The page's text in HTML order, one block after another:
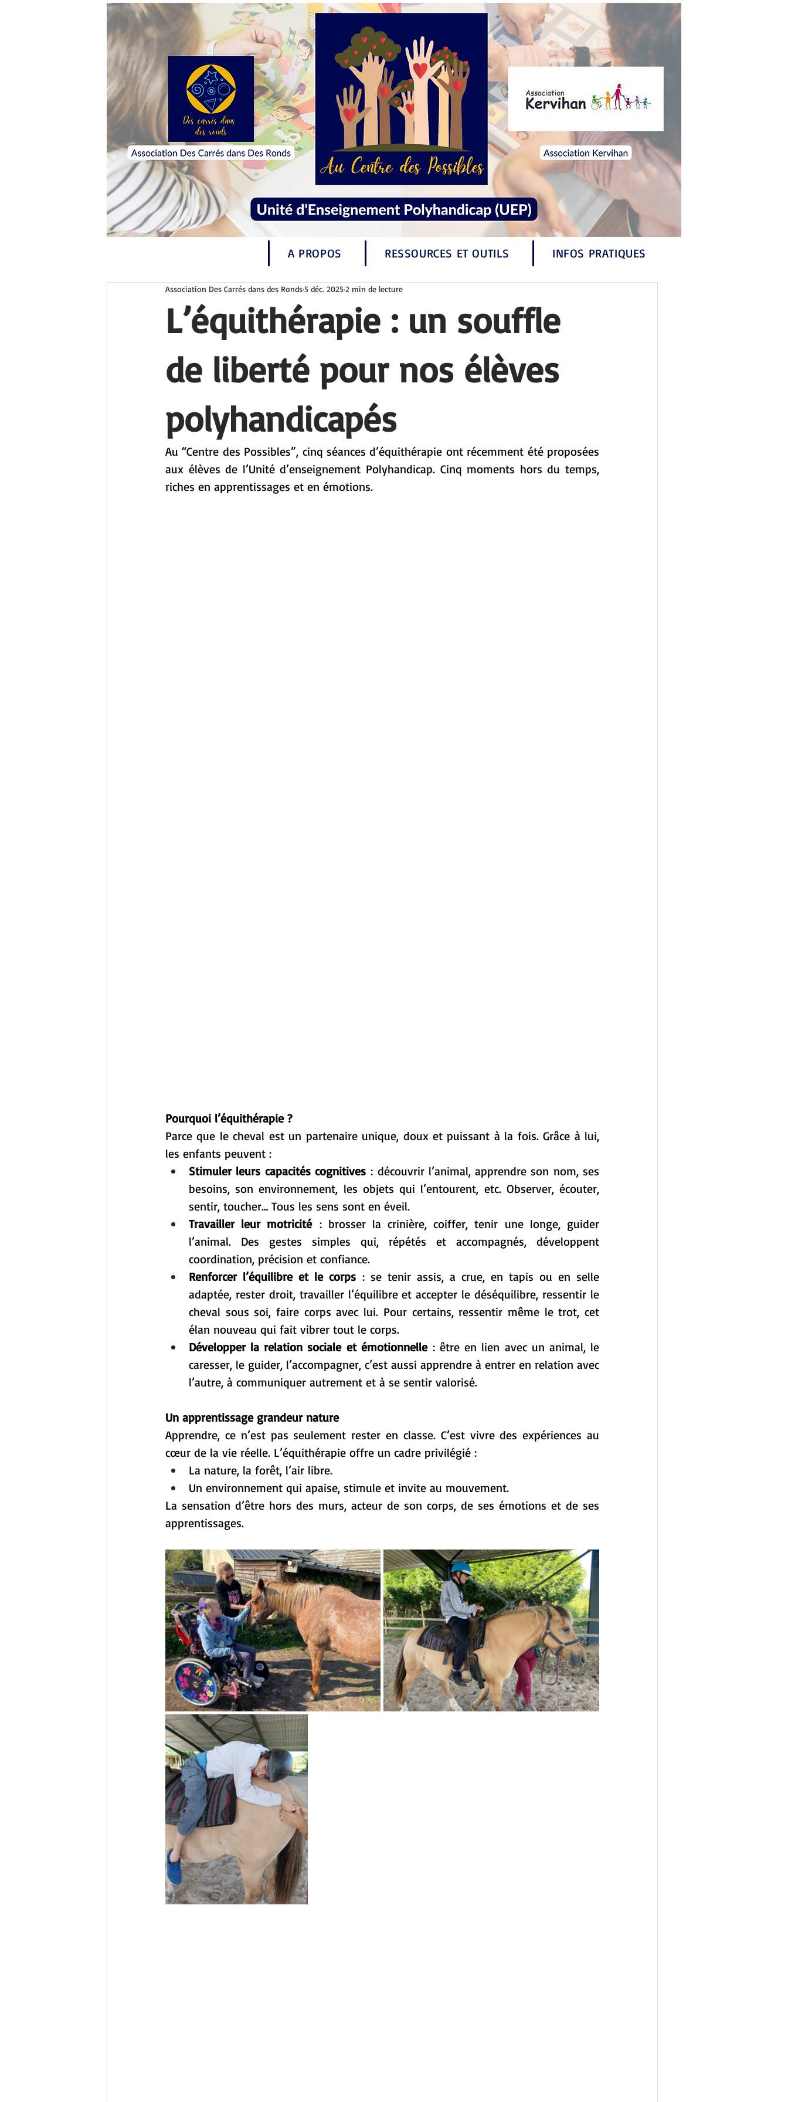
A PROPOS RESSOURCES ET OUTILS INFOS PRATIQUES
L’équithérapie : un souffle
de liberté pour nos élèves
polyhandicapés
Association Des Carrés dans des Ronds5 déc. 20252 min de lecture
Au “Centre des Possibles”, cinq séances d’équithérapie ont récemment été proposées
aux élèves de l’Unité d’enseignement Polyhandicap. Cinq moments hors du temps,
riches en apprentissages et en émotions.
Pourquoi l’équithérapie ?
Parce que le cheval est un partenaire unique, doux et puissant à la fois. Grâce à lui,
les enfants peuvent :
Stimuler leurs capacités cognitives : découvrir l’animal, apprendre son nom, ses
besoins, son environnement, les objets qui l’entourent, etc. Observer, écouter,
sentir, toucher… Tous les sens sont en éveil.
Travailler leur motricité : brosser la crinière, coiffer, tenir une longe, guider
l’animal. Des gestes simples qui, répétés et accompagnés, développent
coordination, précision et confiance.
Renforcer l’équilibre et le corps : se tenir assis, a crue, en tapis ou en selle
adaptée, rester droit, travailler l’équilibre et accepter le déséquilibre, ressentir le
cheval sous soi, faire corps avec lui. Pour certains, ressentir même le trot, cet
élan nouveau qui fait vibrer tout le corps.
Développer la relation sociale et émotionnelle : être en lien avec un animal, le
caresser, le guider, l’accompagner, c’est aussi apprendre à entrer en relation avec
l’autre, à communiquer autrement et à se sentir valorisé.
Un apprentissage grandeur nature
Apprendre, ce n’est pas seulement rester en classe. C’est vivre des expériences au
cœur de la vie réelle. L’équithérapie offre un cadre privilégié :
La nature, la forêt, l’air libre.
Un environnement qui apaise, stimule et invite au mouvement.
La sensation d’être hors des murs, acteur de son corps, de ses émotions et de ses
apprentissages.